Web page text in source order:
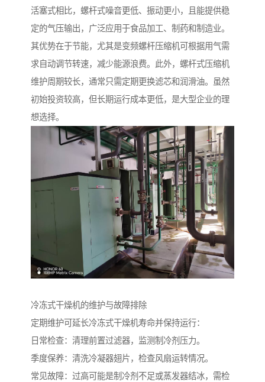
活塞式相比，螺杆式噪音更低、振动更小，且能提供稳
定的气压输出，广泛应用于食品加工、制药和制造业。
其优势在于节能，尤其是变频螺杆压缩机可根据用气需
求自动调节转速，减少能源浪费。此外，螺杆式压缩机
维护周期较长，通常只需定期更换滤芯和润滑油。虽然
初始投资较高，但长期运行成本更低，是大型企业的理
想选择。
冷冻式干燥机的维护与故障排除
定期维护可延长冷冻式干燥机寿命并保持运行：
日常检查：清理前置过滤器，监测制冷剂压力。
季度保养：清洗冷凝器翅片，检查风扇运转情况。
常见故障：过高可能是制冷剂不足或蒸发器结冰，需检